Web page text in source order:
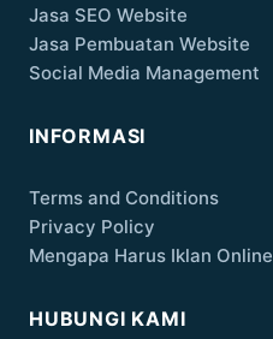
Jasa SEO Website
Jasa Pembuatan Website
Social Media Management
INFORMASI
Terms and Conditions
Privacy Policy
Mengapa Harus Iklan Online
HUBUNGI KAMI